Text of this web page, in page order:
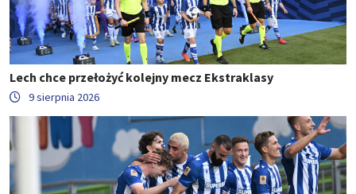
Lech chce przełożyć kolejny mecz Ekstraklasy
9 sierpnia 2026